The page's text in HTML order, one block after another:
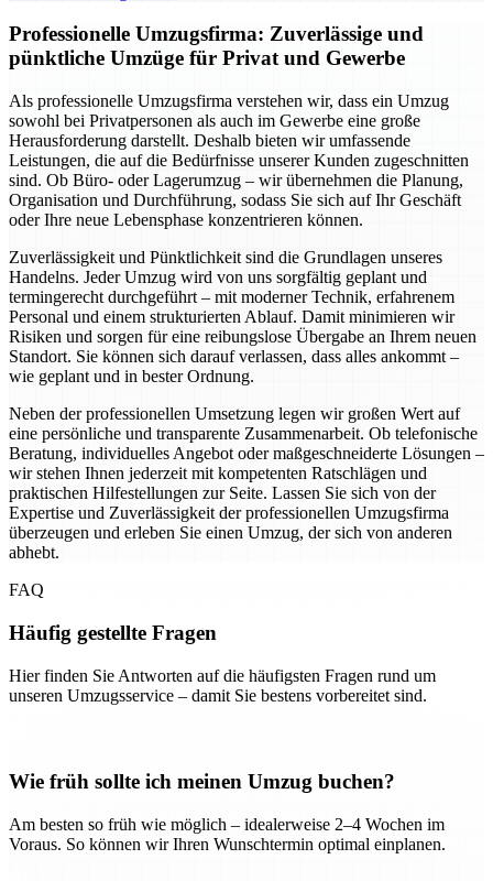
Professionelle Umzugsfirma: Zuverlässige und
pünktliche Umzüge für Privat und Gewerbe
Als professionelle Umzugsfirma verstehen wir, dass ein Umzug
sowohl bei Privatpersonen als auch im Gewerbe eine große
Herausforderung darstellt. Deshalb bieten wir umfassende
Leistungen, die auf die Bedürfnisse unserer Kunden zugeschnitten
sind. Ob Büro- oder Lagerumzug – wir übernehmen die Planung,
Organisation und Durchführung, sodass Sie sich auf Ihr Geschäft
oder Ihre neue Lebensphase konzentrieren können.
Zuverlässigkeit und Pünktlichkeit sind die Grundlagen unseres
Handelns. Jeder Umzug wird von uns sorgfältig geplant und
termingerecht durchgeführt – mit moderner Technik, erfahrenem
Personal und einem strukturierten Ablauf. Damit minimieren wir
Risiken und sorgen für eine reibungslose Übergabe an Ihrem neuen
Standort. Sie können sich darauf verlassen, dass alles ankommt –
wie geplant und in bester Ordnung.
Neben der professionellen Umsetzung legen wir großen Wert auf
eine persönliche und transparente Zusammenarbeit. Ob telefonische
Beratung, individuelles Angebot oder maßgeschneiderte Lösungen –
wir stehen Ihnen jederzeit mit kompetenten Ratschlägen und
praktischen Hilfestellungen zur Seite. Lassen Sie sich von der
Expertise und Zuverlässigkeit der professionellen Umzugsfirma
überzeugen und erleben Sie einen Umzug, der sich von anderen
abhebt.
FAQ
Häufig gestellte Fragen
Hier finden Sie Antworten auf die häufigsten Fragen rund um
unseren Umzugsservice – damit Sie bestens vorbereitet sind.
Wie früh sollte ich meinen Umzug buchen?
Am besten so früh wie möglich – idealerweise 2–4 Wochen im
Voraus. So können wir Ihren Wunschtermin optimal einplanen.